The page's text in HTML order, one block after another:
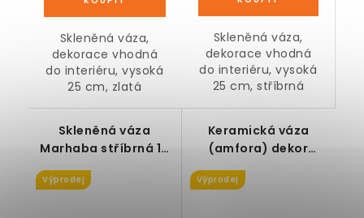
Skleněná váza,
dekorace vhodná
do interiéru, vysoká
25 cm, zlatá
Skleněná váza,
dekorace vhodná
do interiéru, vysoká
25 cm, stříbrná
Skleněná váza
Marhaba stříbrná 16
x 18 cm
Výprodej
Keramická váza
(amfora) dekor
antika, šedá
Výprodej